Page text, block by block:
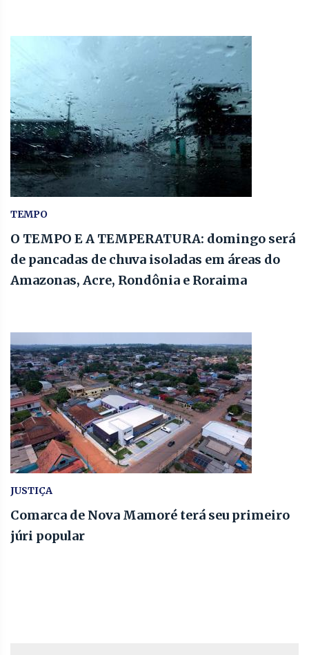
TEMPO
O TEMPO E A TEMPERATURA: domingo será
de pancadas de chuva isoladas em áreas do
Amazonas, Acre, Rondônia e Roraima
JUSTIÇA
Comarca de Nova Mamoré terá seu primeiro
júri popular